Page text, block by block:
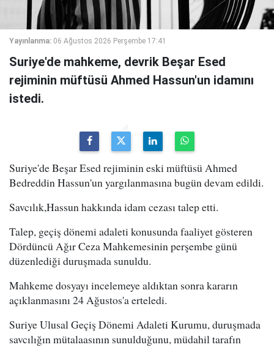
Yayınlanma: 06 Ağustos 2026 Perşembe 17:41
Suriye'de mahkeme, devrik Beşar Esed
rejiminin müftüsü Ahmed Hassun'un idamını
istedi.
Suriye'de Beşar Esed rejiminin eski müftüsü Ahmed
Bedreddin Hassun'un yargılanmasına bugün devam edildi.
Savcılık,Hassun hakkında idam cezası talep etti.
Talep, geçiş dönemi adaleti konusunda faaliyet gösteren
Dördüncü Ağır Ceza Mahkemesinin perşembe günü
düzenlediği duruşmada sunuldu.
Mahkeme dosyayı incelemeye aldıktan sonra kararın
açıklanmasını 24 Ağustos'a erteledi.
Suriye Ulusal Geçiş Dönemi Adaleti Kurumu, duruşmada
savcılığın mütalaasının sunulduğunu, müdahil tarafın